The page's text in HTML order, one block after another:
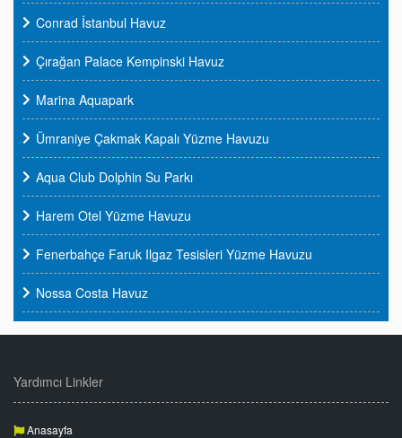
Conrad İstanbul Havuz
Çırağan Palace Kempinski Havuz
Marina Aquapark
Ümraniye Çakmak Kapalı Yüzme Havuzu
Aqua Club Dolphin Su Parkı
Harem Otel Yüzme Havuzu
Fenerbahçe Faruk Ilgaz Tesisleri Yüzme Havuzu
Nossa Costa Havuz
Yardımcı Linkler
Anasayfa